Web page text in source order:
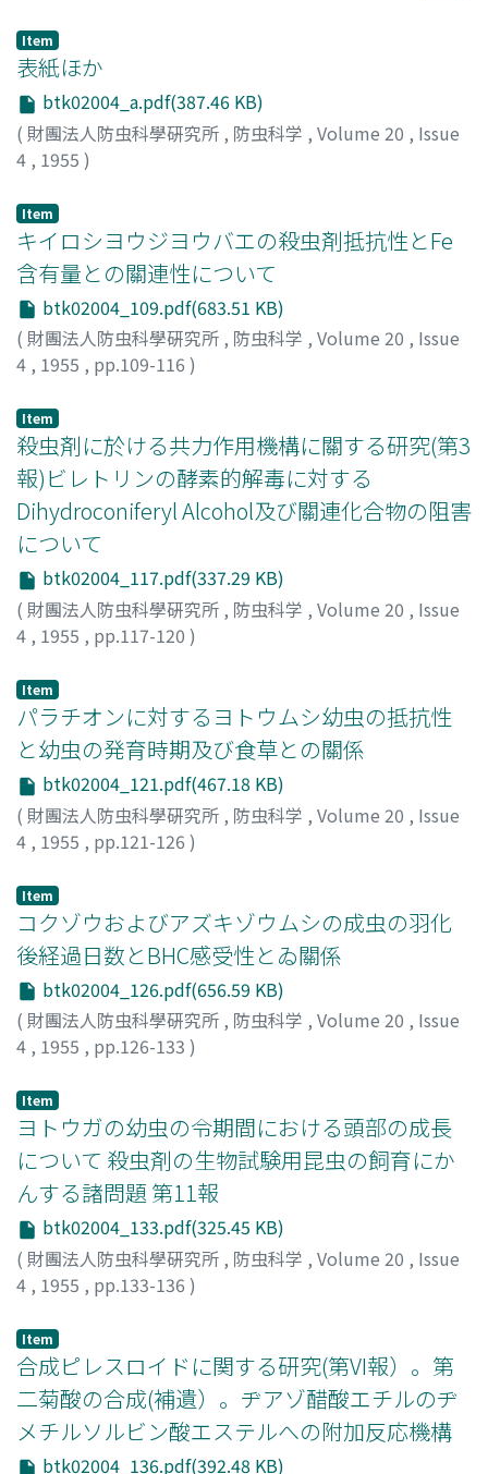
Item
表紙ほか
btk02004_a.pdf(387.46 KB)
( 財團法人防虫科學硏究所 , 防虫科学 , Volume 20 , Issue
4 , 1955 )
Item
キイロシヨウジヨウバエの殺虫剤抵抗性とFe
含有量との關連性について
btk02004_109.pdf(683.51 KB)
( 財團法人防虫科學硏究所 , 防虫科学 , Volume 20 , Issue
4 , 1955 , pp.109-116 )
Item
殺虫剤に於ける共力作用機構に關する研究(第3
報)ビレトリンの酵素的解毒に対する
Dihydroconiferyl Alcohol及び關連化合物の阻害
について
btk02004_117.pdf(337.29 KB)
( 財團法人防虫科學硏究所 , 防虫科学 , Volume 20 , Issue
4 , 1955 , pp.117-120 )
Item
パラチオンに対するヨトウムシ幼虫の抵抗性
と幼虫の発育時期及び食草との關係
btk02004_121.pdf(467.18 KB)
( 財團法人防虫科學硏究所 , 防虫科学 , Volume 20 , Issue
4 , 1955 , pp.121-126 )
Kôzabro
Item
コクゾウおよびアズキゾウムシの成虫の羽化
後経過日数とBHC感受性とゐ關係
btk02004_126.pdf(656.59 KB)
( 財團法人防虫科學硏究所 , 防虫科学 , Volume 20 , Issue
4 , 1955 , pp.126-133 )
Item
ヨトウガの幼虫の令期間における頭部の成長
について 殺虫剤の生物試験用昆虫の飼育にか
んする諸問題 第11報
btk02004_133.pdf(325.45 KB)
( 財團法人防虫科學硏究所 , 防虫科学 , Volume 20 , Issue
4 , 1955 , pp.133-136 )
Item
合成ピレスロイドに関する研究(第VI報）。第
二菊酸の合成(補遺）。ヂアゾ醋酸エチルのヂ
メチルソルビン酸エステルへの附加反応機構
btk02004_136.pdf(392.48 KB)